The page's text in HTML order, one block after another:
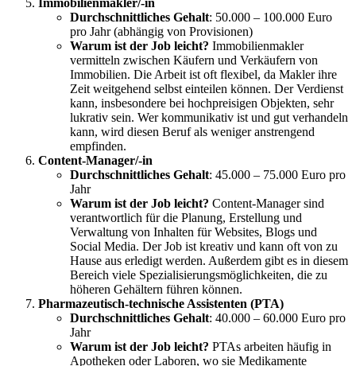
Immobilienmakler/-in
Durchschnittliches Gehalt: 50.000 – 100.000 Euro
pro Jahr (abhängig von Provisionen)
Warum ist der Job leicht? Immobilienmakler
vermitteln zwischen Käufern und Verkäufern von
Immobilien. Die Arbeit ist oft flexibel, da Makler ihre
Zeit weitgehend selbst einteilen können. Der Verdienst
kann, insbesondere bei hochpreisigen Objekten, sehr
lukrativ sein. Wer kommunikativ ist und gut verhandeln
kann, wird diesen Beruf als weniger anstrengend
empfinden.
Content-Manager/-in
Durchschnittliches Gehalt: 45.000 – 75.000 Euro pro
Jahr
Warum ist der Job leicht? Content-Manager sind
verantwortlich für die Planung, Erstellung und
Verwaltung von Inhalten für Websites, Blogs und
Social Media. Der Job ist kreativ und kann oft von zu
Hause aus erledigt werden. Außerdem gibt es in diesem
Bereich viele Spezialisierungsmöglichkeiten, die zu
höheren Gehältern führen können.
Pharmazeutisch-technische Assistenten (PTA)
Durchschnittliches Gehalt: 40.000 – 60.000 Euro pro
Jahr
Warum ist der Job leicht? PTAs arbeiten häufig in
Apotheken oder Laboren, wo sie Medikamente